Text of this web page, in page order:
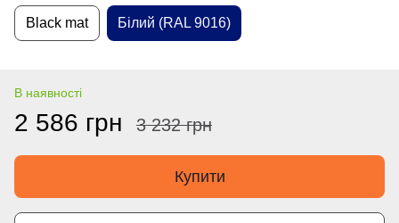
Black mat Білий (RAL 9016)
В наявності
2 586 грн 3 232 грн
Купити